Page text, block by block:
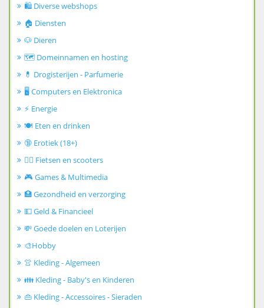
🛍️ Diverse webshops
🏠 Diensten
🐶 Dieren
🗺️ Domeinnamen en hosting
💊 Drogisterijen - Parfumerie
🖥️ Computers en Elektronica
⚡ Energie
🍽️ Eten en drinken
🔞 Erotiek (18+)
🚴‍♂️ Fietsen en scooters
🎮 Games & Multimedia
🏥 Gezondheid en verzorging
💵 Geld & Financieel
💸 Goede doelen en Loterijen
🎨Hobby
👚 Kleding - Algemeen
👪 Kleding - Baby's en Kinderen
👜 Kleding - Accessoires - Sieraden